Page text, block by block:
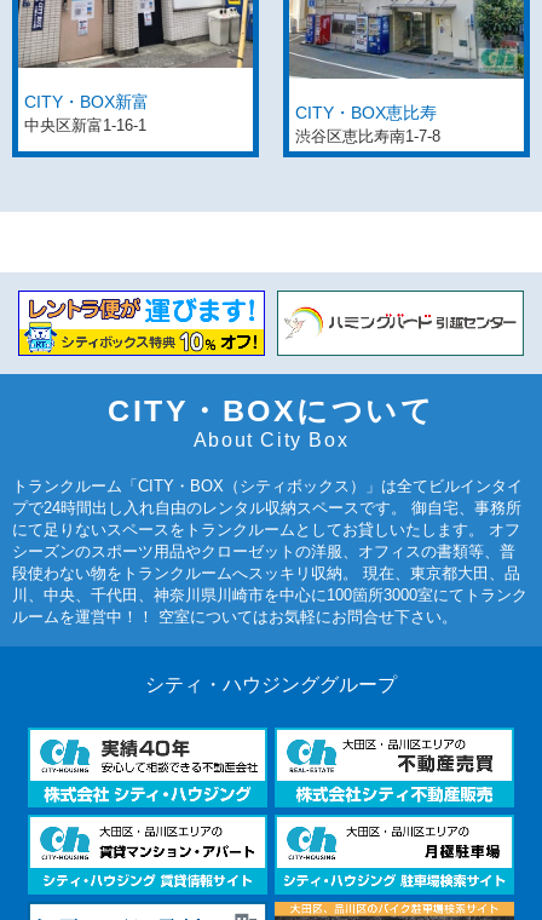
CITY・BOX新富
中央区新富1-16-1
CITY・BOX恵比寿
渋谷区恵比寿南1-7-8
CITY・BOXについて
About City Box
トランクルーム「CITY・BOX（シティボックス）」は全てビルインタイ
プで24時間出し入れ自由のレンタル収納スペースです。 御自宅、事務所
にて足りないスペースをトランクルームとしてお貸しいたします。 オフ
シーズンのスポーツ用品やクローゼットの洋服、オフィスの書類等、普
段使わない物をトランクルームへスッキリ収納。 現在、東京都大田、品
川、中央、千代田、神奈川県川崎市を中心に100箇所3000室にてトランク
ルームを運営中！！ 空室についてはお気軽にお問合せ下さい。
シティ・ハウジンググループ